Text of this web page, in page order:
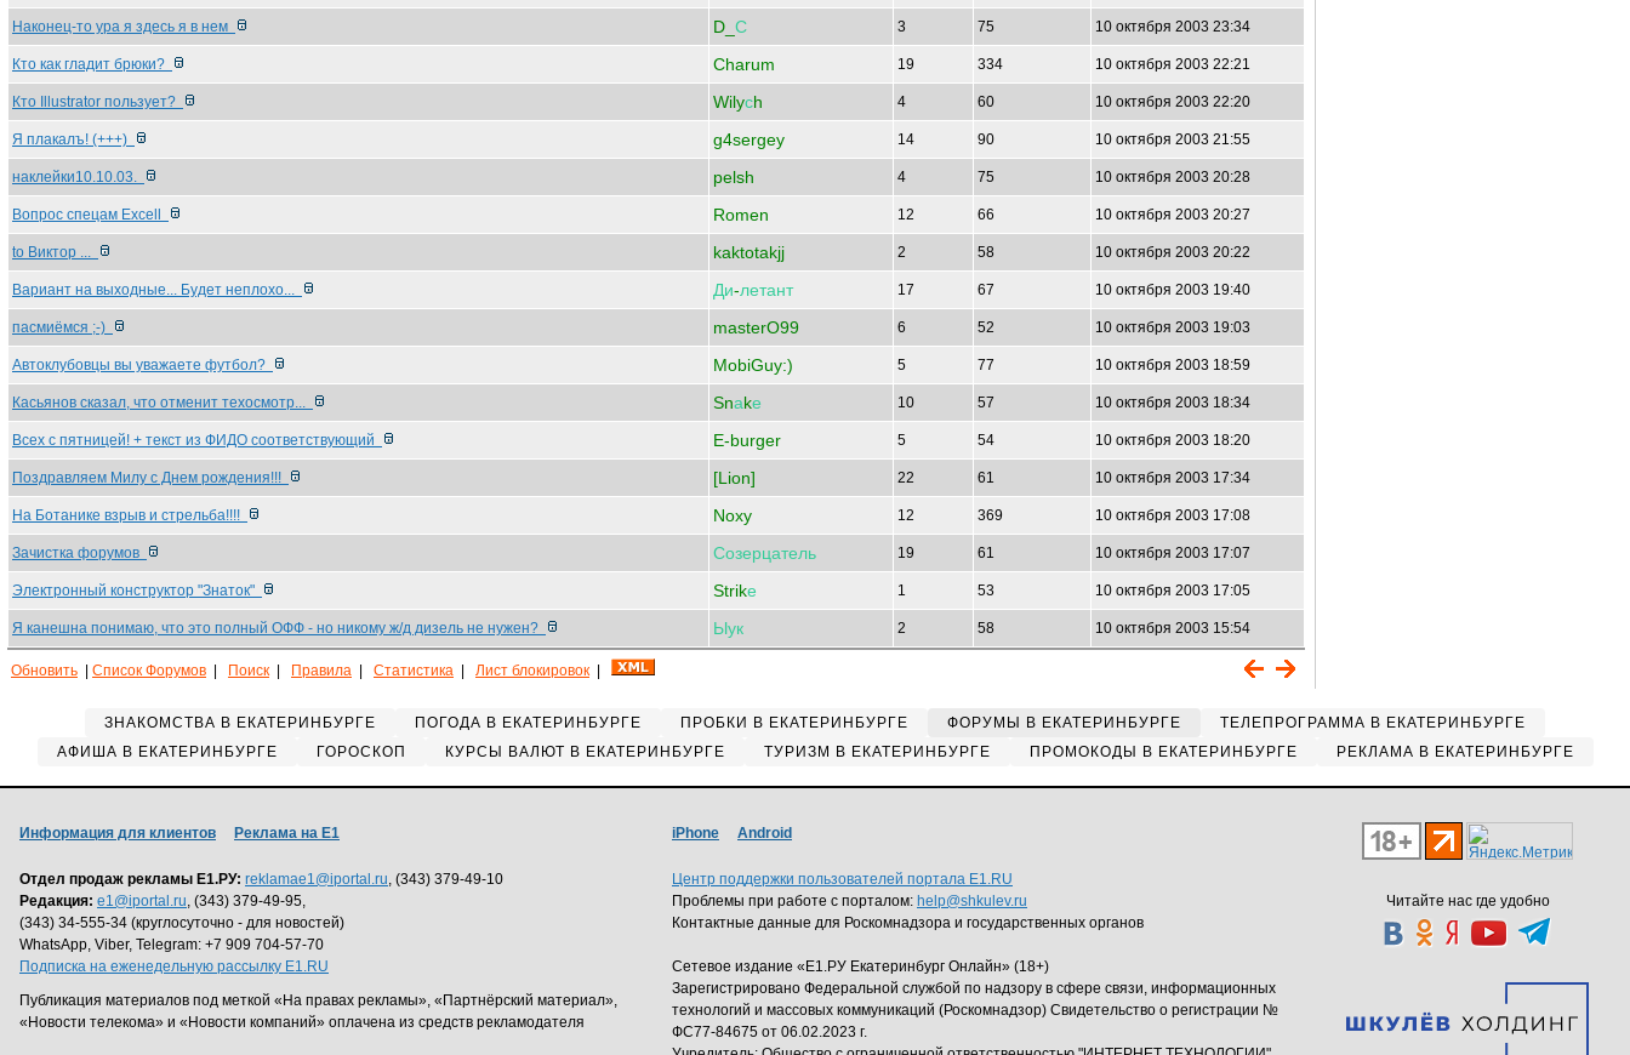
Наконец-то ура я здесь я в нем D_ С 3 75 10 октября 2003 23:34
Кто как гладит брюки? Charum 19 334 10 октября 2003 22:21
Кто Illustrator пользует? Wilyсh 4 60 10 октября 2003 22:20
Я плакалъ! (+++) g4sergey 14 90 10 октября 2003 21:55
наклейки10.10.03. pelsh 4 75 10 октября 2003 20:28
Вопрос спецам Excell Romen 12 66 10 октября 2003 20:27
to Виктор ... kaktotakjj 2 58 10 октября 2003 20:22
Вариант на выходные... Будет неплохо... Ди-летант 17 67 10 октября 2003 19:40
пасмиёмся ;-) masterO99 6 52 10 октября 2003 19:03
Автоклубовцы вы уважаете футбол? MobiGuy:) 5 77 10 октября 2003 18:59
Касьянов сказал, что отменит техосмотр... Snаkе 10 57 10 октября 2003 18:34
Всех с пятницей! + текст из ФИДО соответствующий E-burger 5 54 10 октября 2003 18:20
Поздравляем Милу с Днем рождения!!! [Lion] 22 61 10 октября 2003 17:34
На Ботанике взрыв и стрельба!!!! Noxy 12 369 10 октября 2003 17:08
Зачистка форумов Созерцатель 19 61 10 октября 2003 17:07
Электронный конструктор "Знаток" Strikе 1 53 10 октября 2003 17:05
Я канешна понимаю, что это полный ОФФ - но никому ж/д дизель не нужен? Ыук 2 58 10 октября 2003 15:54
Обновить Список Форумов Поиск Правила Статистика Лист блокировок
ЗНАКОМСТВА В ЕКАТЕРИНБУРГЕ ПОГОДА В ЕКАТЕРИНБУРГЕ ПРОБКИ В ЕКАТЕРИНБУРГЕ ФОРУМЫ В ЕКАТЕРИНБУРГЕ
ТЕЛЕПРОГРАММА В ЕКАТЕРИНБУРГЕ
АФИША В ЕКАТЕРИНБУРГЕ
ГОРОСКОП КУРСЫ ВАЛЮТ В ЕКАТЕРИНБУРГЕ ТУРИЗМ В ЕКАТЕРИНБУРГЕ ПРОМОКОДЫ В ЕКАТЕРИНБУРГЕ РЕКЛАМА В ЕКАТЕРИНБУРГЕ
Читайте нас где удобно
Информация для клиентов Реклама на Е1
Отдел продаж рекламы Е1.РУ: reklamae1@iportal.ru, (343) 379-49-10
Редакция: e1@iportal.ru, (343) 379-49-95,
(343) 34-555-34 (круглосуточно - для новостей)
WhatsApp, Viber, Telegram: +7 909 704-57-70
Подписка на еженедельную рассылку E1.RU
Публикация материалов под меткой «На правах рекламы», «Партнёрский материал»,
«Новости телекома» и «Новости компаний» оплачена из средств рекламодателя
iPhone Android
Центр поддержки пользователей портала E1.RU
Проблемы при работе с порталом: help@shkulev.ru
Контактные данные для Роскомнадзора и государственных органов
Сетевое издание «Е1.РУ Екатеринбург Онлайн» (18+)
Зарегистрировано Федеральной службой по надзору в сфере связи, информационных
технологий и массовых коммуникаций (Роскомнадзор) Свидетельство о регистрации №
ФС77-84675 от 06.02.2023 г.